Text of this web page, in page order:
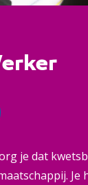
je dat
Je